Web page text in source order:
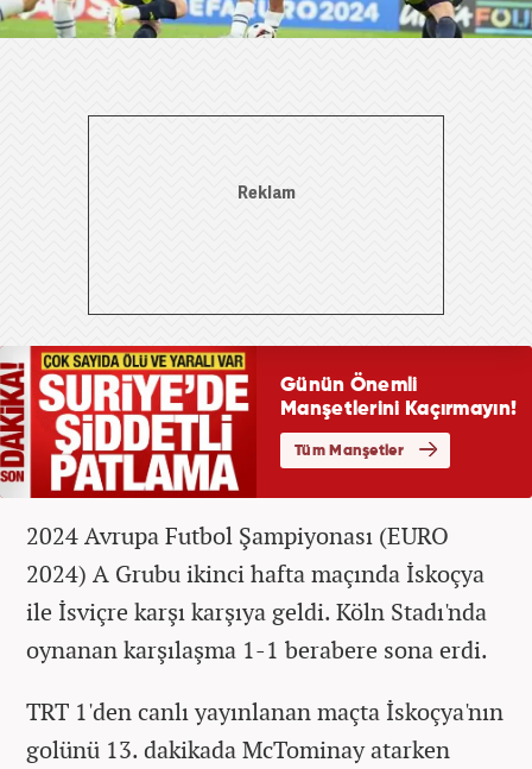
2024 Avrupa Futbol Şampiyonası (EURO
2024) A Grubu ikinci hafta maçında İskoçya
ile İsviçre karşı karşıya geldi. Köln Stadı'nda
oynanan karşılaşma 1-1 berabere sona erdi.
TRT 1'den canlı yayınlanan maçta İskoçya'nın
golünü 13. dakikada McTominay atarken